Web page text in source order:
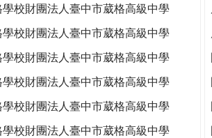
學校財團法人臺中市葳格高級中學
學校財團法人臺中市葳格高級中學
學校財團法人臺中市葳格高級中學
學校財團法人臺中市葳格高級中學
學校財團法人臺中市葳格高級中學
學校財團法人臺中市葳格高級中學